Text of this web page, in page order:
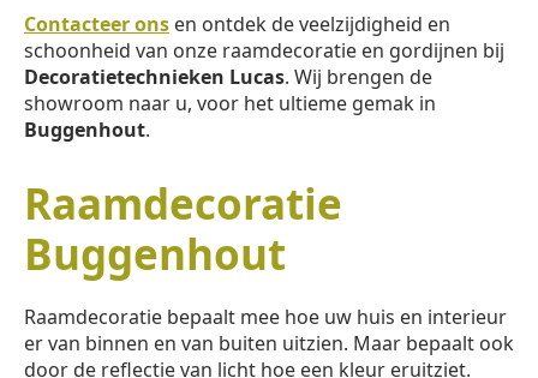
Contacteer ons en ontdek de veelzijdigheid en
schoonheid van onze raamdecoratie en gordijnen bij
Decoratietechnieken Lucas. Wij brengen de
showroom naar u, voor het ultieme gemak in
Buggenhout.
Raamdecoratie
Buggenhout
Raamdecoratie bepaalt mee hoe uw huis en interieur
er van binnen en van buiten uitzien. Maar bepaalt ook
door de reflectie van licht hoe een kleur eruitziet.